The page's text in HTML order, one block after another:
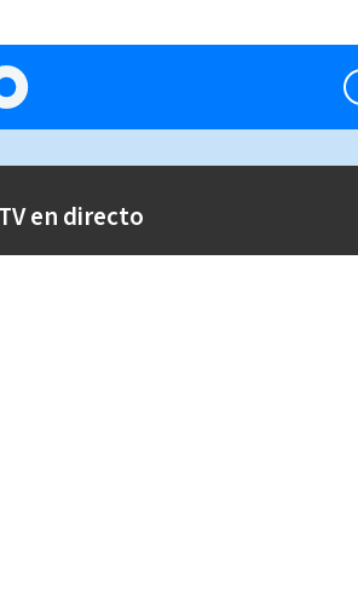
TV en directo